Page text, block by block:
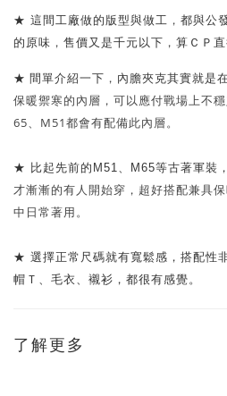
★ 這間工廠做的版型與做工 ， 都與公
的原味 ， 售價又是千元以下 ， 算ＣＰ直
★ 間單介紹一下 ， 內膽夾克其實就是
保暖禦寒的內層，可以應付戰場上不
65、M51都會有配備此內層。
★ 比起先前的M51、M65等古著軍裝，
才漸漸的有人開始穿，超好搭配兼具
中日常著用。
★ 選擇正常尺碼就有寬鬆感，搭配性
帽Ｔ、毛衣、襯衫，都很有感覺。
了解更多